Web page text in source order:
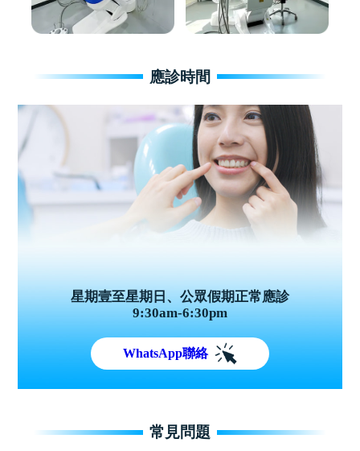
應診時間
星期壹至星期日、公眾假期正常應診
9:30am-6:30pm
WhatsApp聯絡
常見問題